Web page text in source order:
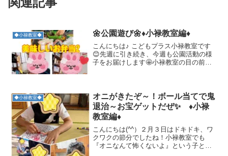
◆小禄教室◆ 🌼公園遊び🌼♦小禄教室編♦
こんにちは♪ こどもプラス小禄教室です
😊先週に引き続き、今週も公園活動の様
子をお届けします🤩小禄教室の目の前に
は、みんなで公園での...
◆小禄教室◆
オニがきたぞ～！ボール当てで鬼
退治～お宝ゲットだぜ✨ ♦小禄
教室編♦
こんにちは(^^）２月３日はドキドキ、ワ
クワクの節分でしたね！小禄教室でも
『オニなんて怖くないよ』という子と